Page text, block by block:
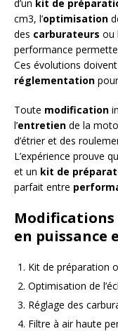
d’un kit de
cm3, l’optimisation
des carburateurs ou
performance
Ces évolutions
réglementation
Toute modification
l’entretien de la
d’étrier et des
L’expérience prouve
et un kit de
parfait entre
en puissance
Kit de préparation
Optimisation de
Réglage des
Filtre à air haute